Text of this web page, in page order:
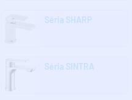
Séria SHARP
Séria SINTRA